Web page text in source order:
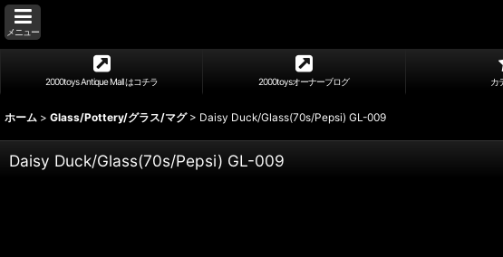
メニュー
2000toys Antique Mall はコチラ 2000toysオーナーブログ カ
ホーム > Glass/Pottery/グラス/マグ > Daisy Duck/Glass(70s/Pepsi) GL-009
Daisy Duck/Glass(70s/Pepsi) GL-009